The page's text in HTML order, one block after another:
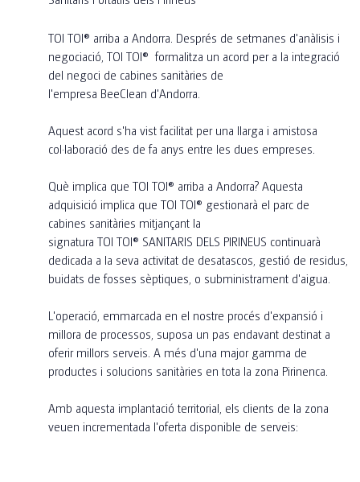
TOI TOI® arriba a Andorra. Després de setmanes d'anàlisis i
negociació, TOI TOI® formalitza un acord per a la integració
del negoci de cabines sanitàries de
l'empresa BeeClean d'Andorra.
Aquest acord s'ha vist facilitat per una llarga i amistosa
col·laboració des de fa anys entre les dues empreses.
Què implica que TOI TOI® arriba a Andorra? Aquesta
adquisició implica que TOI TOI® gestionarà el parc de
cabines sanitàries mitjançant la
signatura TOI TOI® SANITARIS DELS PIRINEUS continuarà
dedicada a la seva activitat de desatascos, gestió de residus,
buidats de fosses sèptiques, o subministrament d'aigua.
L'operació, emmarcada en el nostre procés d'expansió i
millora de processos, suposa un pas endavant destinat a
oferir millors serveis. A més d'una major gamma de
productes i solucions sanitàries en tota la zona Pirinenca.
Amb aquesta implantació territorial, els clients de la zona
veuen incrementada l'oferta disponible de serveis: